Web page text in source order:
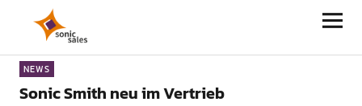
Sonic Sales
NEWS
Sonic Smith neu im Vertrieb